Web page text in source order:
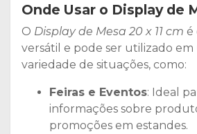
Onde Usar o Display de
O Display de Mesa 20 x 11 cm é
versátil e pode ser utilizado
variedade de situações, como:
Feiras e Eventos: Ideal
informações sobre
promoções em estandes.